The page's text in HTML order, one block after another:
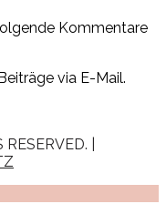
Kommentare
via E-Mail.
|